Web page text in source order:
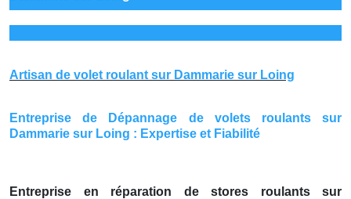
Artisan de volet roulant sur Dammarie sur Loing
Entreprise de Dépannage de volets roulants sur
Dammarie sur Loing : Expertise et Fiabilité
Entreprise en réparation de stores roulants sur